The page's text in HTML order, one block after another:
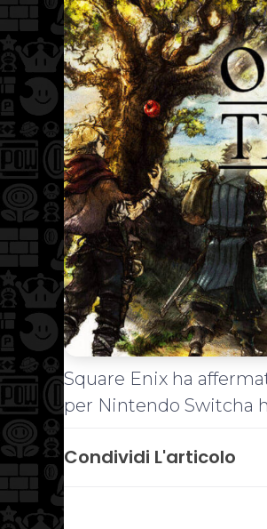
Square Enix ha
per Nintendo Switcha
Condividi L'articolo